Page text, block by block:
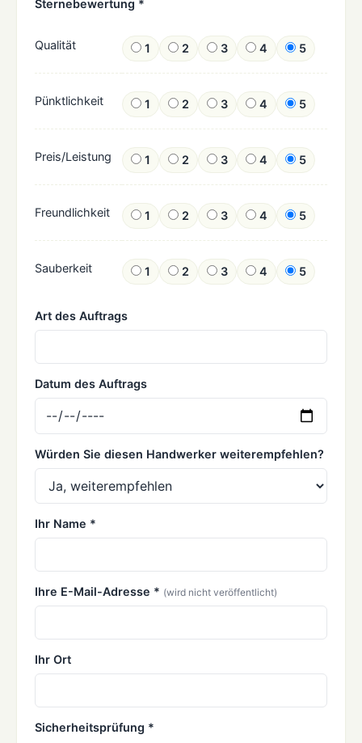
Sternebewertung *
Qualität 1 2 3 4 5
Pünktlichkeit 1 2 3 4 5
Preis/Leistung 1 2 3 4 5
Freundlichkeit 1 2 3 4 5
Sauberkeit 1 2 3 4 5
Art des Auftrags
Datum des Auftrags
Würden Sie diesen Handwerker weiterempfehlen?
Ihr Name *
Ihre E-Mail-Adresse * (wird nicht veröffentlicht)
Ihr Ort
Sicherheitsprüfung *